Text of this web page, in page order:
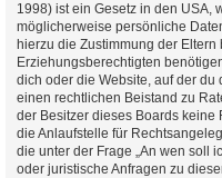
1998) ist ein Gesetz in den USA,
möglicherweise persönliche
hierzu die Zustimmung der
Erziehungsberechtigten
dich oder die Website, auf der du
einen rechtlichen Beistand zu
der Besitzer dieses Boards
die Anlaufstelle für
die unter der Frage „An wen soll
oder juristische Anfragen zu